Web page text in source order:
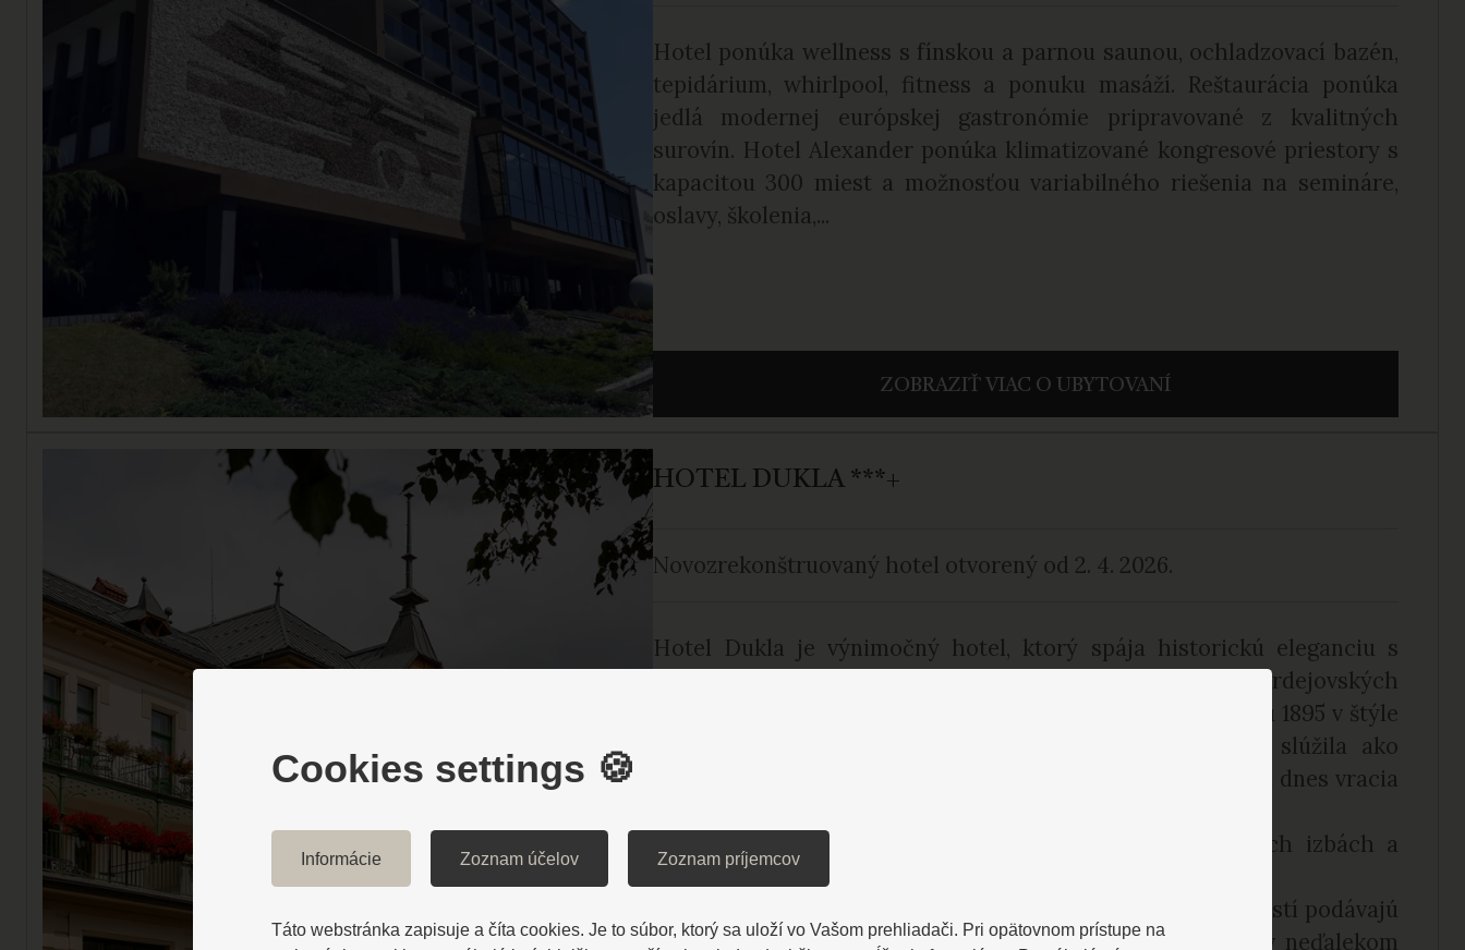
Hotel ponúka wellness s fínskou a parnou saunou, ochladzovací bazén,
tepidárium, whirlpool, fitness a ponuku masáží. Reštaurácia ponúka
jedlá modernej európskej gastronómie pripravované z kvalitných
surovín. Hotel Alexander ponúka klimatizované kongresové priestory s
kapacitou 300 miest a možnosťou variabilného riešenia na semináre,
oslavy, školenia,...
ZOBRAZIŤ VIAC O UBYTOVANÍ
HOTEL DUKLA ***+
Novozrekonštruovaný hotel otvorený od 2. 4. 2026.
Hotel Dukla je výnimočný hotel, ktorý spája historickú eleganciu s
moderným komfortom a jedinečnou atmosférou Bardejovských
Kúpeľov. Hotel Dukla je historická budova postavená v roku 1895 v štýle
neskorého historizmu. Táto národná kultúrna pamiatka slúžila ako
liečebný dom do roku 2002. Po kompletnej rekonštrukcii sa dnes vracia
Dukla ponúka ubytovanie v jednolôžkových, dvojlôžkových izbách a
apartmánoch. Hotel má dva výťahy, má wifi pripojenie.
V hoteli sa nachádza Lobby bar, kde sa pre ubytovaných hostí podávajú
raňajky formou bufetu. Obedy a večere sú zabezpečené v neďalekom
Cookies settings 🍪
Informácie Zoznam účelov Zoznam príjemcov
Táto webstránka zapisuje a číta cookies. Je to súbor, ktorý sa uloží vo Vašom prehliadači. Pri opätovnom prístupe na